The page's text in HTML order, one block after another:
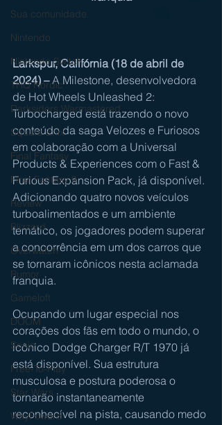
Sua comunidade
Nintendo
Nintendo Switch
THQ Nordic
Darksiders Warmastered
Square Enix
Final Fantasy
Final Fantasy 9
Review
Blizzard
Overwatch
Rumor
Gameloft
DOOM
Sonic
Free-To-Play
Star Wars
WayFoward
Larkspur, Califórnia (18 de abril de
2024) – A Milestone, desenvolvedora
de Hot Wheels Unleashed 2:
Turbocharged está trazendo o novo
conteúdo da saga Velozes e Furiosos
em colaboração com a Universal
Products & Experiences com o Fast &
Furious Expansion Pack, já disponível.
Adicionando quatro novos veículos
turboalimentados e um ambiente
temático, os jogadores podem superar
a concorrência em um dos carros que
se tornaram icônicos nesta aclamada
franquia.
Ocupando um lugar especial nos
corações dos fãs em todo o mundo, o
icônico Dodge Charger R/T 1970 já
está disponível. Sua estrutura
musculosa e postura poderosa o
tornarão instantaneamente
reconhecível na pista, causando medo